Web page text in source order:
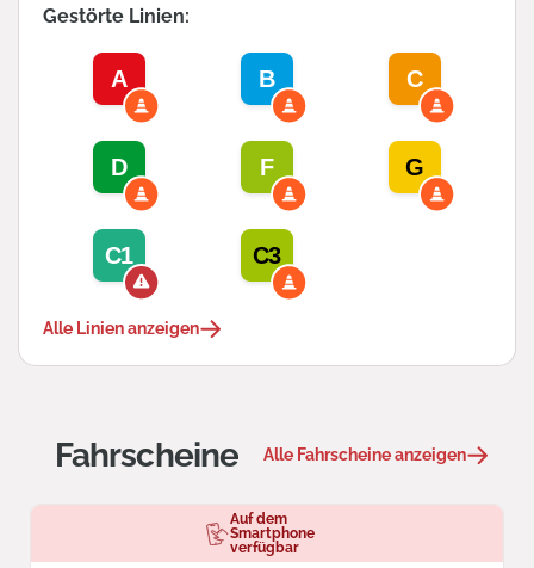
Gestörte Linien:
A B C
D F G
C1 C3
Alle Linien anzeigen
Fahrscheine Alle Fahrscheine anzeigen
Auf dem
Smartphone
verfügbar